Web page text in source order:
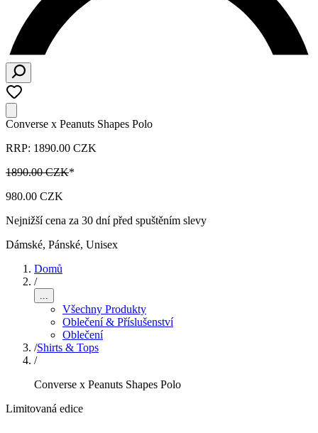
Converse x Peanuts Shapes Polo
RRP: 1890.00 CZK
1890.00 CZK*
980.00 CZK
Nejnižší cena za 30 dní před spuštěním slevy
Dámské, Pánské, Unisex
Domů
/
...
Všechny Produkty
Oblečení & Příslušenství
Oblečení
/Shirts & Tops
/
Converse x Peanuts Shapes Polo
Limitovaná edice